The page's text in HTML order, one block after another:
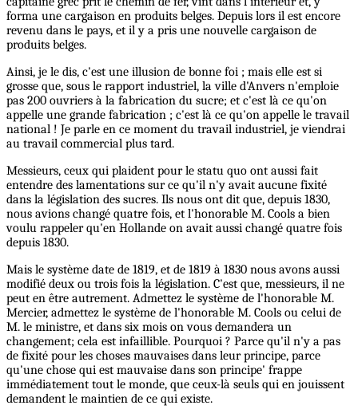
forma une cargaison en produits belges. Depuis lors il est encore
revenu dans le pays, et il y a pris une nouvelle cargaison de
produits belges.
Ainsi, je le dis, c'est une illusion de bonne foi ; mais elle est si
grosse que, sous le rapport industriel, la ville d'Anvers n'emploie
pas 200 ouvriers à la fabrication du sucre; et c'est là ce qu'on
appelle une grande fabrication ; c'est là ce qu'on appelle le travail
national ! Je parle en ce moment du travail industriel, je viendrai
au travail commercial plus tard.
Messieurs, ceux qui plaident pour le statu quo ont aussi fait
entendre des lamentations sur ce qu'il n'y avait aucune fixité
dans la législation des sucres. Ils nous ont dit que, depuis 1830,
nous avions changé quatre fois, et l'honorable M. Cools a bien
voulu rappeler qu'en Hollande on avait aussi changé quatre fois
depuis 1830.
Mais le système date de 1819, et de 1819 à 1830 nous avons aussi
modifié deux ou trois fois la législation. C'est que, messieurs, il ne
peut en être autrement. Admettez le système de l'honorable M.
Mercier, admettez le système de l'honorable M. Cools ou celui de
M. le ministre, et dans six mois on vous demandera un
changement; cela est infaillible. Pourquoi ? Parce qu'il n'y a pas
de fixité pour les choses mauvaises dans leur principe, parce
qu'une chose qui est mauvaise dans son principe' frappe
immédiatement tout le monde, que ceux-là seuls qui en jouissent
demandent le maintien de ce qui existe.